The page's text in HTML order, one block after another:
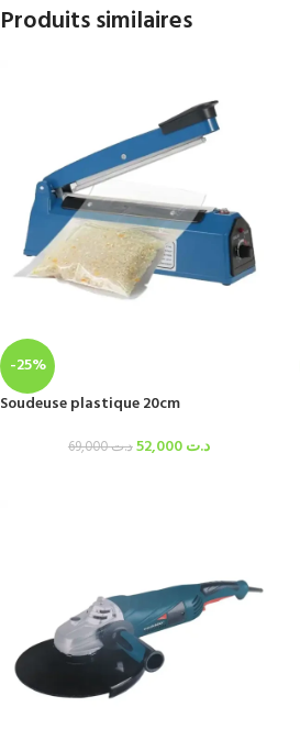
Produits similaires
-25%
Soudeuse plastique 20cm
د.ت69,000 د.ت52,000